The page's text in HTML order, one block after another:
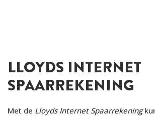
LLOYDS INTERNET
SPAARREKENING
Met de Lloyds Internet Spaarrekening